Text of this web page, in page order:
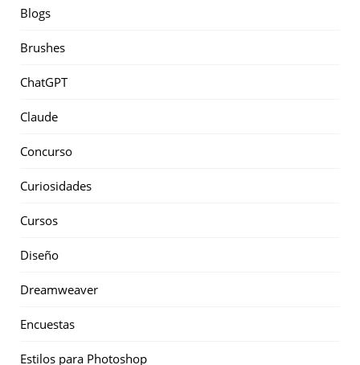
Blogs
Brushes
ChatGPT
Claude
Concurso
Curiosidades
Cursos
Diseño
Dreamweaver
Encuestas
Estilos para Photoshop